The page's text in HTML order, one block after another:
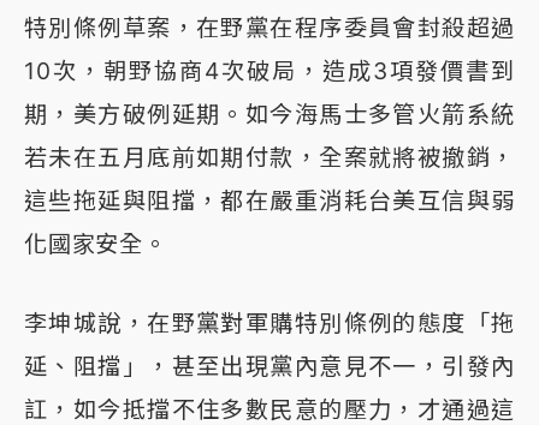
特別條例草案，在野黨在程序委員會封殺超過
10次，朝野協商4次破局，造成3項發價書到
期，美方破例延期。如今海馬士多管火箭系統
若未在五月底前如期付款，全案就將被撤銷，
這些拖延與阻擋，都在嚴重消耗台美互信與弱
化國家安全。
李坤城說，在野黨對軍購特別條例的態度「拖
延、阻擋」，甚至出現黨內意見不一，引發內
訌，如今抵擋不住多數民意的壓力，才通過這